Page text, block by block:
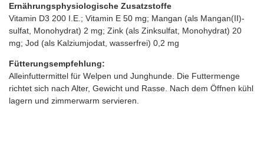
Ernährungsphysiologische Zusatzstoffe
Vitamin D3 200 I.E.; Vitamin E 50 mg; Mangan (als Mangan(II)-
sulfat, Monohydrat) 2 mg; Zink (als Zinksulfat, Monohydrat) 20
mg; Jod (als Kalziumjodat, wasserfrei) 0,2 mg
Fütterungsempfehlung:
Alleinfuttermittel für Welpen und Junghunde. Die Futtermenge
richtet sich nach Alter, Gewicht und Rasse. Nach dem Öffnen kühl
lagern und zimmerwarm servieren.